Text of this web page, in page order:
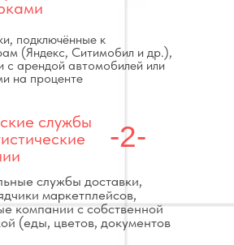
-2-
подключённые к
(Яндекс, Ситимобил и др.),
с арендой автомобилей или
на проценте
службы доставки,
маркетплейсов,
компании с собственной
(еды, цветов, документов
службы